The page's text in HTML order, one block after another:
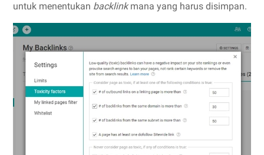
untuk menentukan backlinkmana yang harus disimpan.